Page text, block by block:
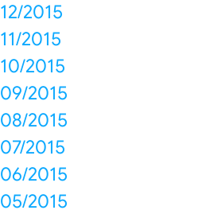
12/2015
11/2015
10/2015
09/2015
08/2015
07/2015
06/2015
05/2015